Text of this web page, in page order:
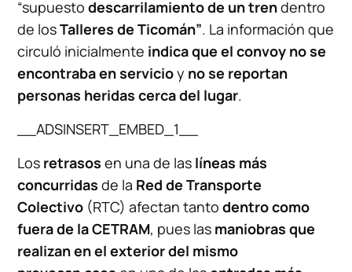
“supuestodescarrilamiento de un trendentro
de losTalleres de Ticomán”. La información que
circuló inicialmente indica que el convoy no se
encontraba en servicioy no se reportan
personas heridas cerca del lugar.
__ADSINSERT_EMBED_1__
Los retrasos en una de las líneas más
concurridasde la Red de Transporte
Colectivo (RTC) afectan tantodentro como
fuera de la CETRAM, pues las maniobras que
realizan en el exterior del mismo